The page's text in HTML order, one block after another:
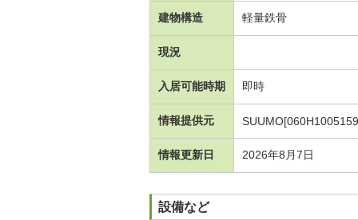
建物構造 軽量鉄骨
現況
入居可能時期 即時
情報提供元
情報更新日 2026年8月7日
設備など